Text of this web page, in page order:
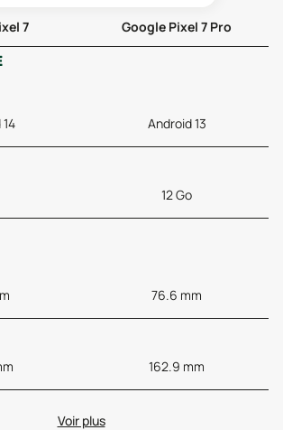
7
Google Pixel 7 Pro
Android 13
12 Go
76.6 mm
162.9 mm
Voir plus